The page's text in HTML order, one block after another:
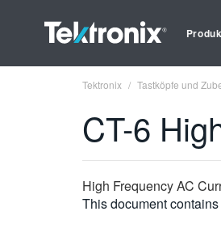
Tektronix Tastköpfe und
CT-6
High Frequency AC
This document